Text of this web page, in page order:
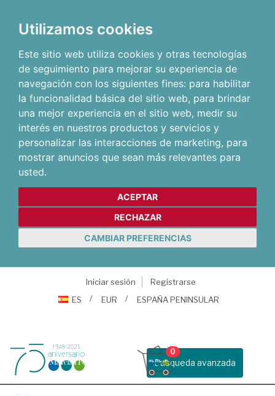
Utilizamos cookies
Este sitio web utiliza cookies y otras tecnologías
de seguimiento para mejorar su experiencia de
navegación con los siguientes fines: para habilitar
la funcionalidad básica del sitio web, para brindar
una mejor experiencia en el sitio web, medir su
interés en nuestros productos y servicios y
personalizar las interacciones de marketing, para
mostrar anuncios que sean más relevantes para
usted.
ACEPTAR
RECHAZAR
CAMBIAR PREFERENCIAS
Iniciar sesión
Registrarse
ES
EUR ESPAÑA PENINSULAR
Busqueda avanzada
0